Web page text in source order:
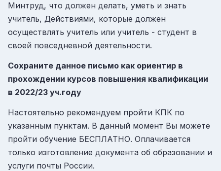
Минтруд, что должен делать, уметь и знать
учитель, Действиями, которые должен
осуществлять учитель или учитель - студент в
своей повседневной деятельности.
Сохраните данное письмо как ориентир в
прохождении курсов повышения квалификации
в 2022/23 уч.году
Настоятельно рекомендуем пройти КПК по
указанным пунктам. В данный момент Вы можете
пройти обучение БЕСПЛАТНО. Оплачивается
только изготовление документа об образовании и
услуги почты России.